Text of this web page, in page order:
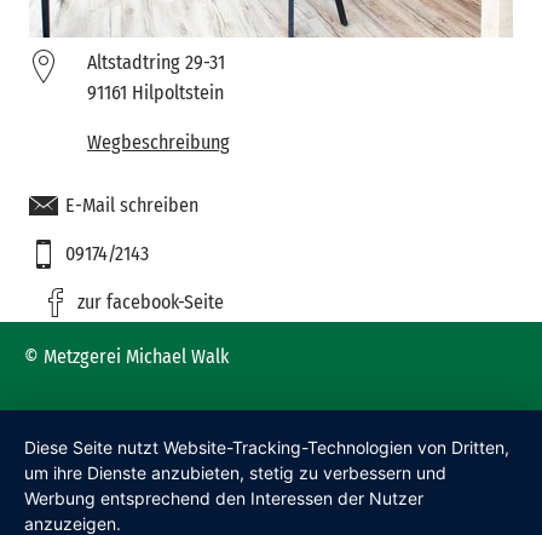
Altstadtring 29-31
91161 Hilpoltstein
Wegbeschreibung
E-Mail schreiben
09174/2143
zur facebook-Seite
© Metzgerei Michael Walk
Diese Seite nutzt Website-Tracking-Technologien von Dritten,
um ihre Dienste anzubieten, stetig zu verbessern und
Werbung entsprechend den Interessen der Nutzer
anzuzeigen.